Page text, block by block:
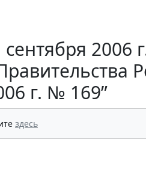
2006
г. № 169”
здесь